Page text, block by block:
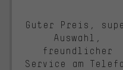
Guter Preis,
Auswahl,
freundlicher
Service am